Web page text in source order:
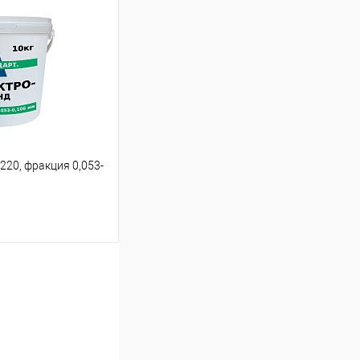
Сравнение
В наличии
фракция 0,053-